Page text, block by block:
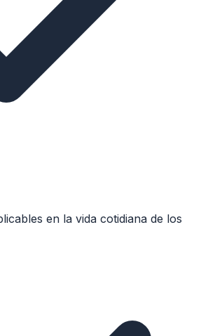
en la vida cotidiana de los